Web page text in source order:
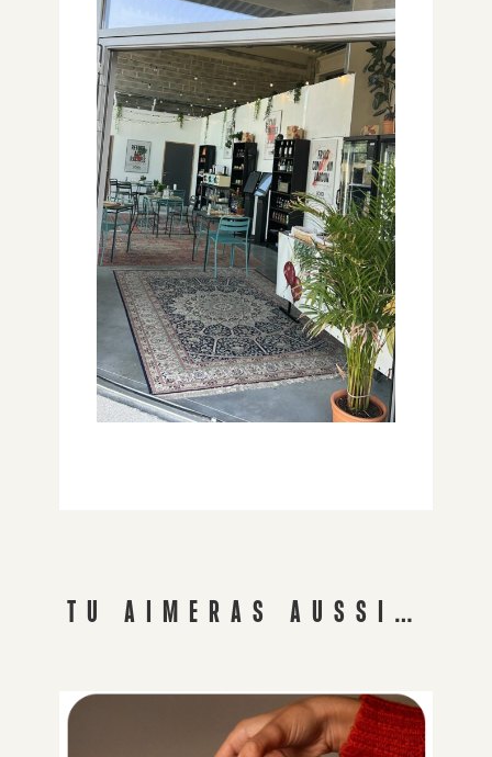
TU AIMERAS AUSSI…